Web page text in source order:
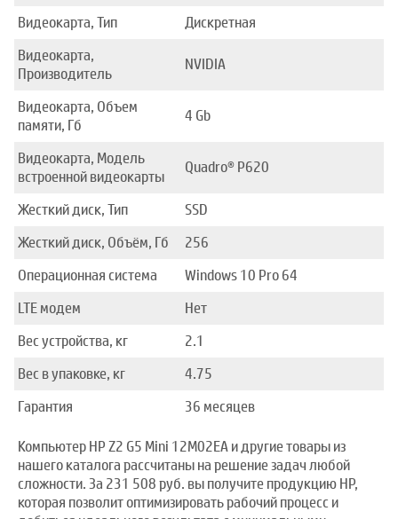
Видеокарта, Тип
Дискретная
Видеокарта,
Производитель
NVIDIA
Видеокарта, Объем
памяти, Гб
4 Gb
Видеокарта, Модель
встроенной видеокарты
Quadro® P620
Жесткий диск, Тип
SSD
Жесткий диск, Объём, Гб
256
Операционная система
Windows 10 Pro 64
LTE модем
Нет
Вес устройства, кг
2.1
Вес в упаковке, кг
4.75
Гарантия
36 месяцев
Компьютер HP Z2 G5 Mini 12M02EA и другие товары из
нашего каталога рассчитаны на решение задач любой
сложности. За 231 508 руб. вы получите продукцию HP,
которая позволит оптимизировать рабочий процесс и